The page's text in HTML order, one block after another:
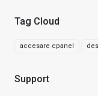
Tag Cloud
accesare cpanel
Support